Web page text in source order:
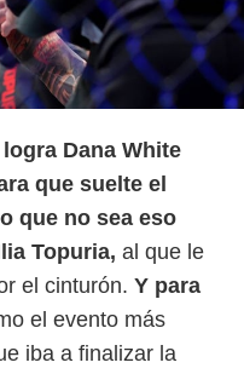
Dana White
que suelte el
que no sea eso
Topuria, al que le
el cinturón. Y para
el evento más
iba a finalizar la